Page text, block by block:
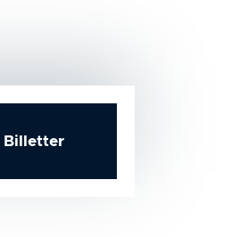
Billetter